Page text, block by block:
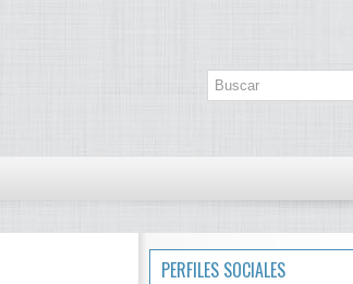
PERFILES SOCIALES